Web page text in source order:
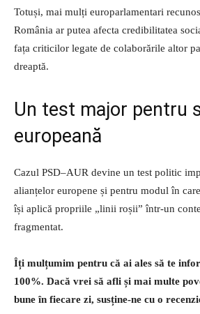
Totuși, mai mulți europarlamentari
România ar putea afecta credibilitatea
fața criticilor legate de colaborările altor
dreaptă.
Un test major pentru
europeană
Cazul PSD–AUR devine un test politic
alianțelor europene și pentru modul în
își aplică propriile „linii roșii” într-un
fragmentat.
Îți mulțumim pentru că ai ales să te
100%. Dacă vrei să afli și mai multe
bune în fiecare zi, susține-ne cu o